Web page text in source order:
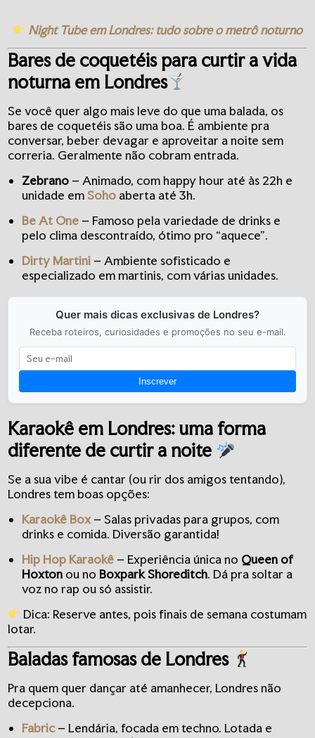
Night Tube em Londres: tudo sobre o metrô noturno
Bares de coquetéis para curtir a vida
noturna em Londres
Se você quer algo mais leve do que uma balada, os
bares de coquetéis são uma boa. É ambiente pra
conversar, beber devagar e aproveitar a noite sem
correria. Geralmente não cobram entrada.
Zebrano – Animado, com happy hour até às 22h e
unidade em Soho aberta até 3h.
Be At One – Famoso pela variedade de drinks e
pelo clima descontraído, ótimo pro “aquece”.
Dirty Martini – Ambiente sofisticado e
especializado em martinis, com várias unidades.
Quer mais dicas exclusivas de Londres?
Receba roteiros, curiosidades e promoções no seu e-mail.
Inscrever
Karaokê em Londres: uma forma
diferente de curtir a noite
Se a sua vibe é cantar (ou rir dos amigos tentando),
Londres tem boas opções:
Karaokê Box– Salas privadas para grupos, com
drinks e comida. Diversão garantida!
Hip Hop Karaokê – Experiência única no Queen of
Hoxton ou noBoxpark Shoreditch. Dá pra soltar a
voz no rap ou só assistir.
Dica: Reserve antes, pois finais de semana costumam
lotar.
Baladas famosas de Londres
Pra quem quer dançar até amanhecer, Londres não
decepciona.
Fabric– Lendária, focada em techno. Lotada e